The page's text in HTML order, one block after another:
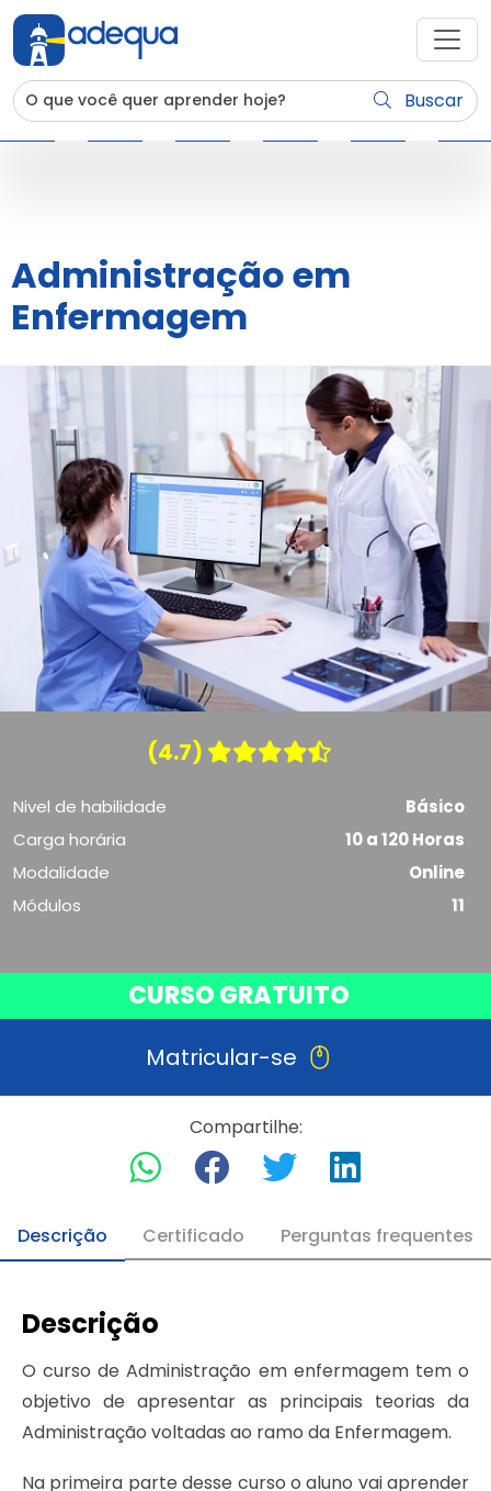
Buscar
Administração em
Enfermagem
(4.7)
Nivel de habilidade
Básico
Carga horária
10 a 120 Horas
Modalidade
Online
Módulos
11
CURSO GRATUITO
Matricular-se
Compartilhe:
Descrição Certificado Perguntas frequentes
Descrição
O curso de Administração em enfermagem tem o
objetivo de apresentar as principais teorias da
Administração voltadas ao ramo da Enfermagem.
Na primeira parte desse curso o aluno vai aprender